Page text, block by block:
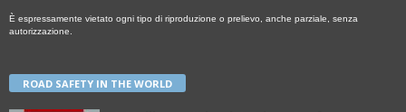
È espressamente vietato ogni tipo di riproduzione o prelievo, anche parziale, senza
autorizzazione.
ROAD SAFETY IN THE WORLD